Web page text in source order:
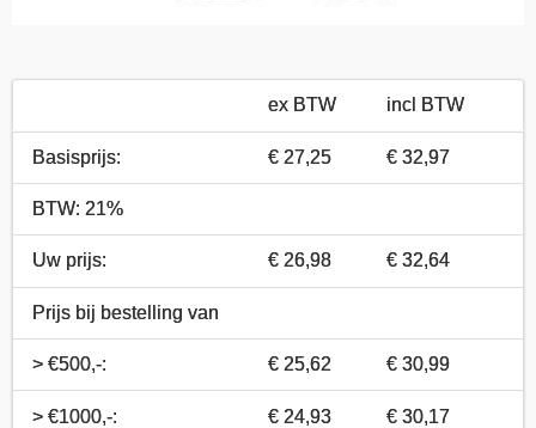
ex BTW incl BTW
Basisprijs: € 27,25 € 32,97
BTW: 21%
Uw prijs: € 26,98 € 32,64
Prijs bij bestelling van
> €500,-: € 25,62 € 30,99
> €1000,-: € 24,93 € 30,17